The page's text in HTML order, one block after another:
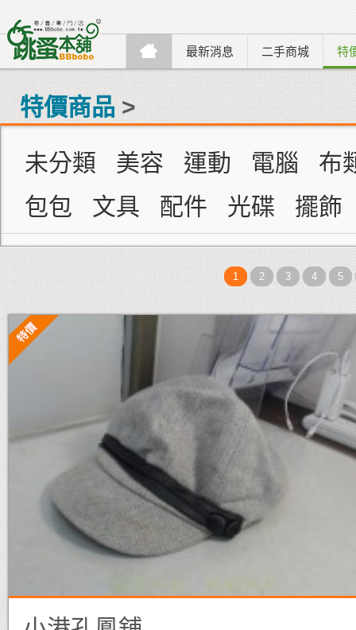
最新消息 二手商城 特
特價商品 >
未分類 美容 運動 電腦
布
包包
文具 配件 光碟 擺飾
1 2 3 4 5